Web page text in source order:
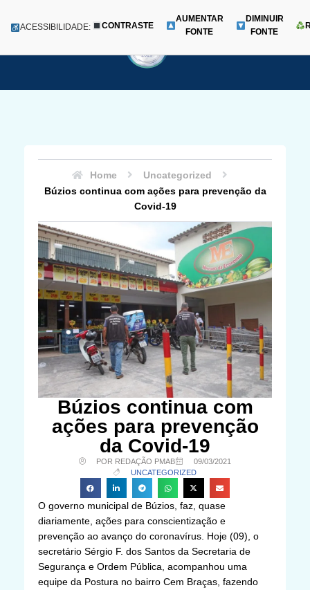
para
Menu
ACESSIBILIDADE: CONTRASTE
AUMENTAR
FONTE
DIMINUIR
FONTE
Home
Uncategorized
Búzios continua com ações para prevenção da
Covid-19
Búzios continua com
ações para prevenção
da Covid-19
POR REDAÇÃO PMAB
09/03/2021
UNCATEGORIZED
O governo municipal de Búzios, faz, quase
diariamente, ações para conscientização e
prevenção ao avanço do coronavírus. Hoje (09), o
secretário Sérgio F. dos Santos da Secretaria de
Segurança e Ordem Pública, acompanhou uma
equipe da Postura no bairro Cem Braças, fazendo